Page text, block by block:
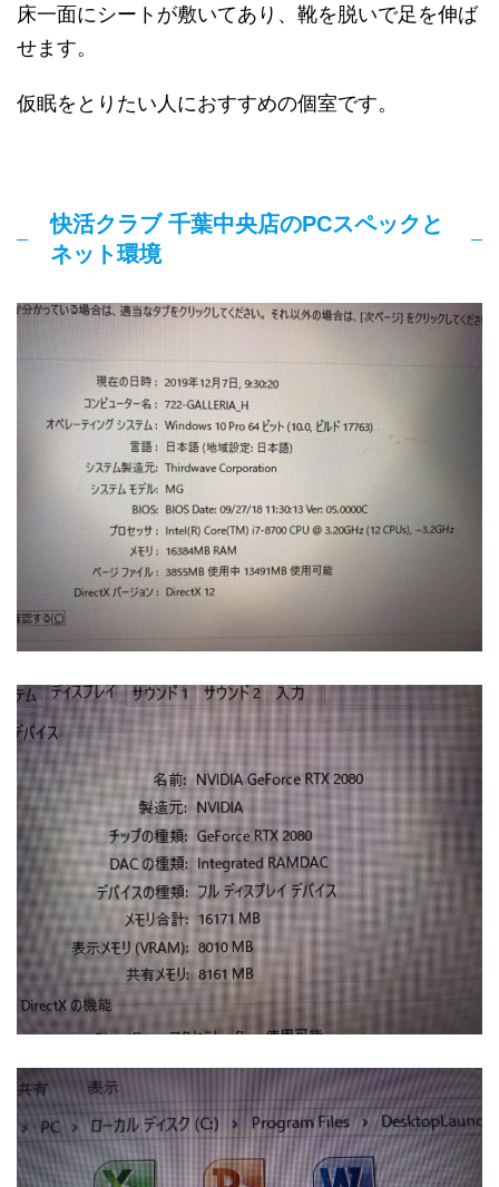
床一面にシートが敷いてあり、靴を脱いで足を伸ば
せます。
仮眠をとりたい人におすすめの個室です。
快活クラブ 千葉中央店のPCスペックと
ネット環境